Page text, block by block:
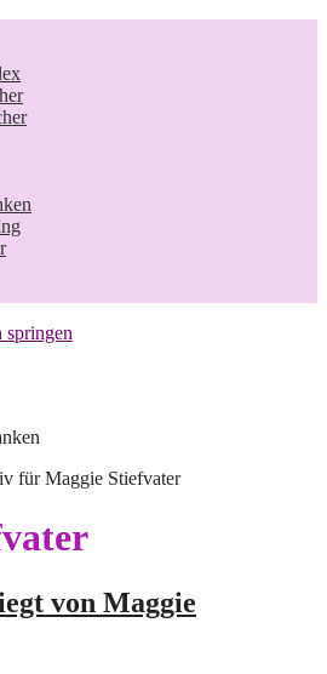
springen
für Maggie Stiefvater
von Maggie